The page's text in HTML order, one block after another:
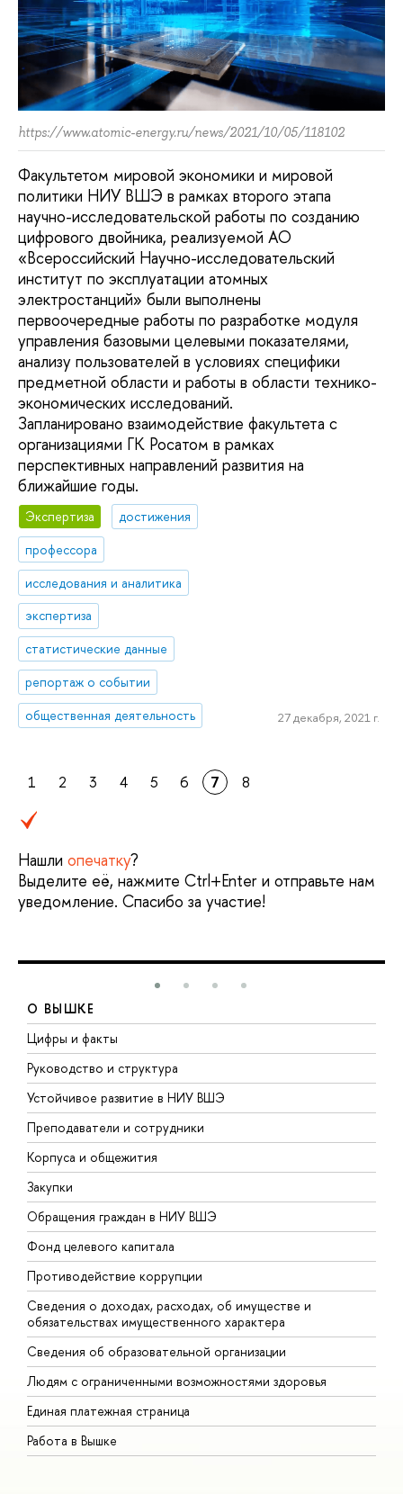
https://www.atomic-energy.ru/news/2021/10/05/118102
Факультетом мировой экономики и мировой
политики НИУ ВШЭ в рамках второго этапа
научно-исследовательской работы по созданию
цифрового двойника, реализуемой АО
«Всероссийский Научно-исследовательский
институт по эксплуатации атомных
электростанций» были выполнены
первоочередные работы по разработке модуля
управления базовыми целевыми показателями,
анализу пользователей в условиях специфики
предметной области и работы в области технико-
экономических исследований.
Запланировано взаимодействие факультета с
организациями ГК Росатом в рамках
перспективных направлений развития на
ближайшие годы.
Экспертиза
достижения
профессора
исследования и аналитика
экспертиза
статистические данные
репортаж о событии
общественная деятельность
27 декабря, 2021 г.
1 2 3 4 5 6 7 8
Нашли опечатку?
Выделите её, нажмите Ctrl+Enter и отправьте нам
уведомление. Спасибо за участие!
О ВЫШКЕ
Цифры и факты
Руководство и структура
Устойчивое развитие в НИУ ВШЭ
Преподаватели и сотрудники
Корпуса и общежития
Закупки
Обращения граждан в НИУ ВШЭ
Фонд целевого капитала
Противодействие коррупции
Сведения о доходах, расходах, об имуществе и
обязательствах имущественного характера
Сведения об образовательной организации
Людям с ограниченными возможностями здоровья
Единая платежная страница
Работа в Вышке